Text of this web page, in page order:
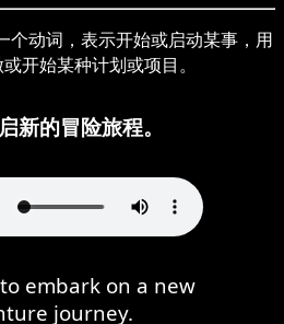
个动词，表示开始或启动某事，用
开始某种计划或项目。
新的冒险旅程。
embark on a new
journey.